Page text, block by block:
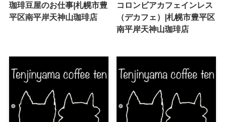
珈琲豆屋のお仕事|札幌市豊
平区南平岸天神山珈琲店
コロンビアカフェインレス
（デカフェ）|札幌市豊平区
南平岸天神山珈琲店